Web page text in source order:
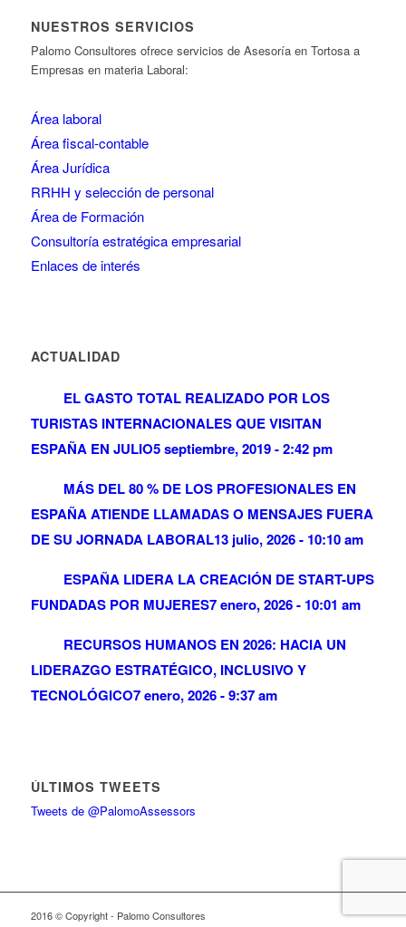
NUESTROS SERVICIOS
Palomo Consultores ofrece servicios de Asesoría en Tortosa a
Empresas en materia Laboral:
Área laboral
Área fiscal-contable
Área Jurídica
RRHH y selección de personal
Área de Formación
Consultoría estratégica empresarial
Enlaces de interés
ACTUALIDAD
EL GASTO TOTAL REALIZADO POR LOS
TURISTAS INTERNACIONALES QUE VISITAN
ESPAÑA EN JULIO5 septiembre, 2019 - 2:42 pm
MÁS DEL 80 % DE LOS PROFESIONALES EN
ESPAÑA ATIENDE LLAMADAS O MENSAJES FUERA
DE SU JORNADA LABORAL13 julio, 2026 - 10:10 am
ESPAÑA LIDERA LA CREACIÓN DE START-UPS
FUNDADAS POR MUJERES7 enero, 2026 - 10:01 am
RECURSOS HUMANOS EN 2026: HACIA UN
LIDERAZGO ESTRATÉGICO, INCLUSIVO Y
TECNOLÓGICO7 enero, 2026 - 9:37 am
ÚLTIMOS TWEETS
Tweets de @PalomoAssessors
2016 © Copyright - Palomo Consultores